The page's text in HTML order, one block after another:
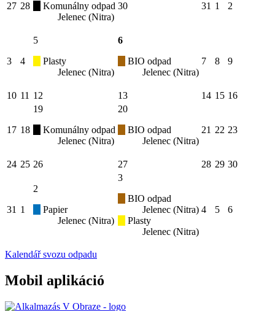
27 28
Komunálny odpad
Jelenec (Nitra)
30 31 1 2
3 4
5
Plasty
Jelenec (Nitra)
6
BIO odpad
Jelenec (Nitra)
7 8 9
10 11 12 13 14 15 16
17 18
19
Komunálny odpad
Jelenec (Nitra)
20
BIO odpad
Jelenec (Nitra)
21 22 23
24 25 26 27 28 29 30
31 1
2
Papier
Jelenec (Nitra)
3
BIO odpad
Jelenec (Nitra)
Plasty
Jelenec (Nitra)
4 5 6
Kalendář svozu odpadu
Mobil aplikáció